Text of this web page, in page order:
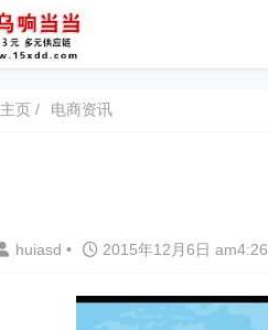
主页 电商资讯
huiasd • 2015年12月6日 am4:26